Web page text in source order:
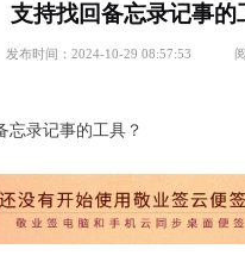
支持找回备忘录记事的
发布时间：2024-10-29 08:57:53
忘录记事的工具？